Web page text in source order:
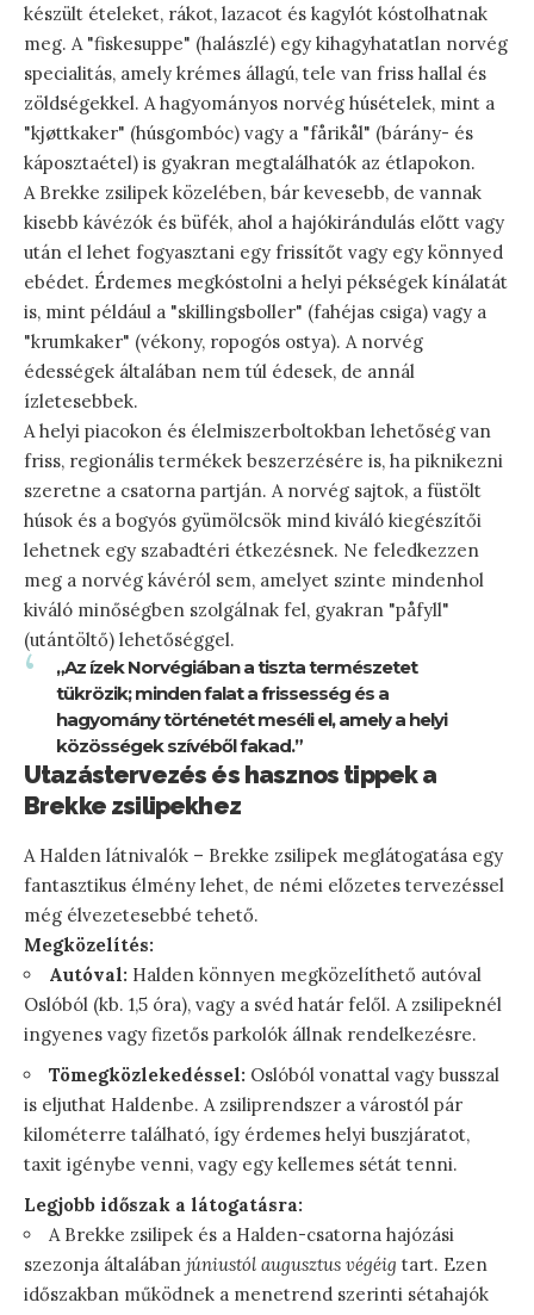
készült ételeket, rákot, lazacot és kagylót kóstolhatnak
meg. A "fiskesuppe" (halászlé) egy kihagyhatatlan norvég
specialitás, amely krémes állagú, tele van friss hallal és
zöldségekkel. A hagyományos norvég húsételek, mint a
"kjøttkaker" (húsgombóc) vagy a "fårikål" (bárány- és
káposztaétel) is gyakran megtalálhatók az étlapokon.
A Brekke zsilipek közelében, bár kevesebb, de vannak
kisebb kávézók és büfék, ahol a hajókirándulás előtt vagy
után el lehet fogyasztani egy frissítőt vagy egy könnyed
ebédet. Érdemes megkóstolni a helyi pékségek kínálatát
is, mint például a "skillingsboller" (fahéjas csiga) vagy a
"krumkaker" (vékony, ropogós ostya). A norvég
édességek általában nem túl édesek, de annál
ízletesebbek.
A helyi piacokon és élelmiszerboltokban lehetőség van
friss, regionális termékek beszerzésére is, ha piknikezni
szeretne a csatorna partján. A norvég sajtok, a füstölt
húsok és a bogyós gyümölcsök mind kiváló kiegészítői
lehetnek egy szabadtéri étkezésnek. Ne feledkezzen
meg a norvég kávéról sem, amelyet szinte mindenhol
kiváló minőségben szolgálnak fel, gyakran "påfyll"
(utántöltő) lehetőséggel.
„Az ízek Norvégiában a tiszta természetet
tükrözik; minden falat a frissesség és a
hagyomány történetét meséli el, amely a helyi
közösségek szívéből fakad.”
Utazástervezés és hasznos tippek a
Brekke zsilipekhez
A Halden látnivalók – Brekke zsilipek meglátogatása egy
fantasztikus élmény lehet, de némi előzetes tervezéssel
még élvezetesebbé tehető.
Megközelítés:
Autóval: Halden könnyen megközelíthető autóval
Oslóból (kb. 1,5 óra), vagy a svéd határ felől. A zsilipeknél
ingyenes vagy fizetős parkolók állnak rendelkezésre.
Tömegközlekedéssel: Oslóból vonattal vagy busszal
is eljuthat Haldenbe. A zsiliprendszer a várostól pár
kilométerre található, így érdemes helyi buszjáratot,
taxit igénybe venni, vagy egy kellemes sétát tenni.
Legjobb időszak a látogatásra:
A Brekke zsilipek és a Halden-csatorna hajózási
szezonja általában júniustól augusztus végéig tart. Ezen
időszakban működnek a menetrend szerinti sétahajók